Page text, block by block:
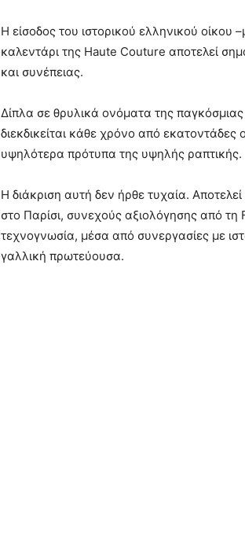
Η είσοδος του ιστορικού ελληνικού οίκου
καλεντάρι της Haute Couture αποτελεί
και συνέπειας.
Δίπλα σε θρυλικά ονόματα της
διεκδικείται κάθε χρόνο από
υψηλότερα πρότυπα της υψηλής ραπτικής.
Η διάκριση αυτή δεν ήρθε τυχαία.
στο Παρίσι, συνεχούς αξιολόγησης από
τεχνογνωσία, μέσα από συνεργασίες με
γαλλική πρωτεύουσα.